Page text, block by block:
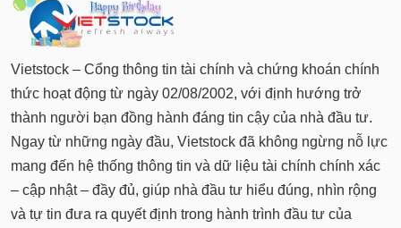
chi
tiết
Tổng
quan
Giao
Tài
Phân
Vietstock – Cổng thông tin tài chính và chứng khoán chính
thức hoạt động từ ngày 02/08/2002, với định hướng trở
thành người bạn đồng hành đáng tin cậy của nhà đầu tư.
Ngay từ những ngày đầu, Vietstock đã không ngừng nỗ lực
mang đến hệ thống thông tin và dữ liệu tài chính chính xác
– cập nhật – đầy đủ, giúp nhà đầu tư hiểu đúng, nhìn rộng
và tự tin đưa ra quyết định trong hành trình đầu tư của
Ngành
VS-
SECTOR
NĂNG
LƯỢNG